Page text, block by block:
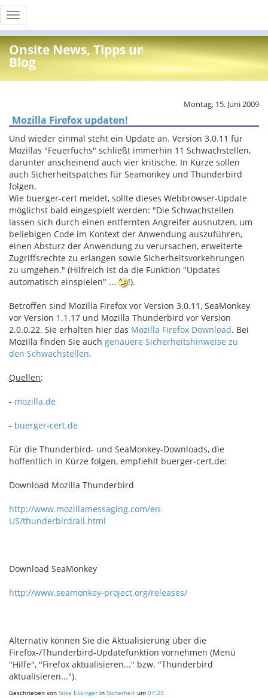
Toggle
navigation
Onsite News, Tipps und Info
Blog
Montag, 15. Juni 2009
Mozilla Firefox updaten!
Und wieder einmal steht ein Update an. Version 3.0.11 für
Mozillas "Feuerfuchs" schließt immerhin 11 Schwachstellen,
darunter anscheinend auch vier kritische. In Kürze sollen
auch Sicherheitspatches für Seamonkey und Thunderbird
folgen.
Wie buerger-cert meldet, sollte dieses Webbrowser-Update
möglichst bald eingespielt werden: "Die Schwachstellen
lassen sich durch einen entfernten Angreifer ausnutzen, um
beliebigen Code im Kontext der Anwendung auszuführen,
einen Absturz der Anwendung zu verursachen, erweiterte
Zugriffsrechte zu erlangen sowie Sicherheitsvorkehrungen
zu umgehen." (Hilfreich ist da die Funktion "Updates
automatisch einspielen" ...
!).
Betroffen sind Mozilla Firefox vor Version 3.0.11, SeaMonkey
vor Version 1.1.17 und Mozilla Thunderbird vor Version
2.0.0.22. Sie erhalten hier das Mozilla Firefox Download. Bei
Mozilla finden Sie auch genauere Sicherheitshinweise zu
den Schwachstellen.
Quellen:
- mozilla.de
- buerger-cert.de
Für die Thunderbird- und SeaMonkey-Downloads, die
hoffentlich in Kürze folgen, empfiehlt buerger-cert.de:
Download Mozilla Thunderbird
http://www.mozillamessaging.com/en-
US/thunderbird/all.html
Download SeaMonkey
http://www.seamonkey-project.org/releases/
Alternativ können Sie die Aktualisierung über die
Firefox-/Thunderbird-Updatefunktion vornehmen (Menü
"Hilfe", "Firefox aktualisieren..." bzw. "Thunderbird
aktualisieren...").
Geschrieben von Silke Eckinger in Sicherheit um 07:29